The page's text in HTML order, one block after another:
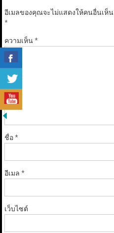
อีเมลของคุณจะไม่แสดงให้คนอื่นเห็น
*
ความเห็น*
ชื่อ*
อีเมล *
เว็บไซต์